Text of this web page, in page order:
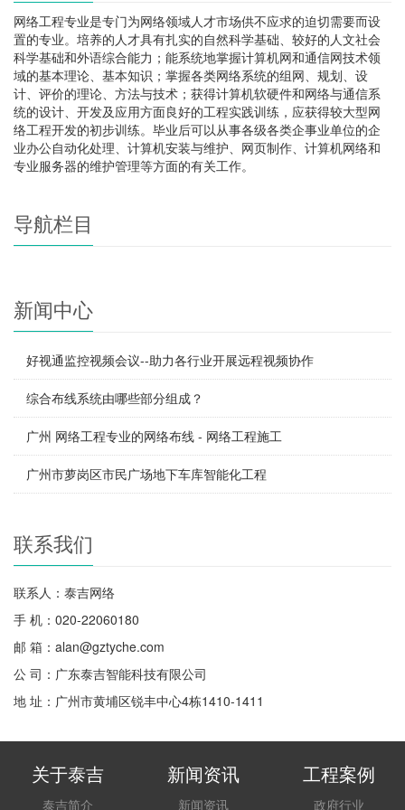
网络工程专业是专门为网络领域人才市场供不应求的迫切需要而设
置的专业。培养的人才具有扎实的自然科学基础、较好的人文社会
科学基础和外语综合能力；能系统地掌握计算机网和通信网技术领
域的基本理论、基本知识；掌握各类网络系统的组网、规划、设
计、评价的理论、方法与技术；获得计算机软硬件和网络与通信系
统的设计、开发及应用方面良好的工程实践训练，应获得较大型网
络工程开发的初步训练。毕业后可以从事各级各类企事业单位的企
业办公自动化处理、计算机安装与维护、网页制作、计算机网络和
专业服务器的维护管理等方面的有关工作。
导航栏目
新闻中心
好视通监控视频会议--助力各行业开展远程视频协作
综合布线系统由哪些部分组成？
广州 网络工程专业的网络布线 - 网络工程施工
广州市萝岗区市民广场地下车库智能化工程
联系我们
联系人：泰吉网络
手 机：020-22060180
邮 箱：alan@gztyche.com
公 司：广东泰吉智能科技有限公司
地 址：广州市黄埔区锐丰中心4栋1410-1411
关于泰吉
泰吉简介
新闻资讯
新闻资讯
工程案例
政府行业